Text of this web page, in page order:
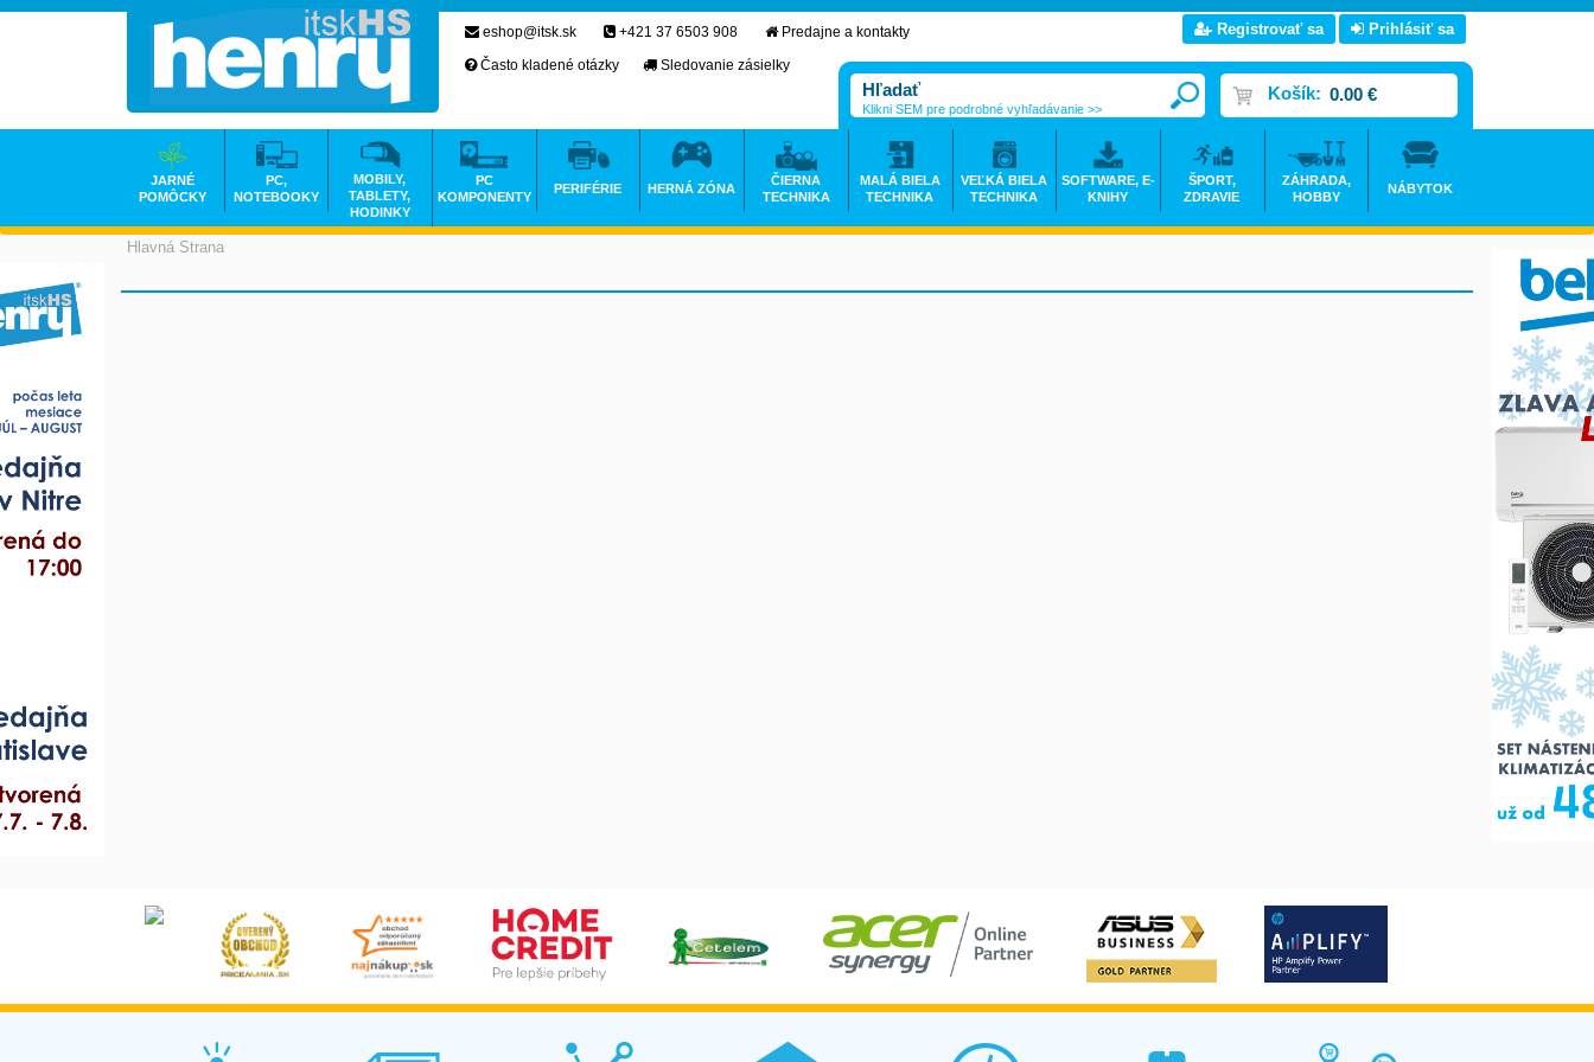
Hlavná Strana
eshop@itsk.sk +421 37 6503 908
Predajne a kontakty
Často kladené otázky
Sledovanie zásielky
Registrovať sa Prihlásiť sa
Košík: 0.00 €
Klikni SEM pre podrobné vyhľadávanie >>
JARNÉ
POMÔCKY
PC,
NOTEBOOKY
MOBILY,
TABLETY,
HODINKY
PC
KOMPONENTY
PERIFÉRIE HERNÁ ZÓNA
ČIERNA
TECHNIKA
MALÁ BIELA
TECHNIKA
VEĽKÁ BIELA
TECHNIKA
SOFTWARE, E-
KNIHY
ŠPORT,
ZDRAVIE
ZÁHRADA,
HOBBY
NÁBYTOK